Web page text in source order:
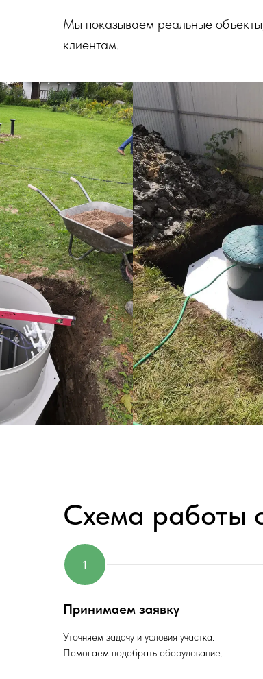
Мы показываем реальные
клиентам.
Схема работы
Принимаем заявку
Уточняем задачу и условия участка.
Помогаем подобрать оборудование.